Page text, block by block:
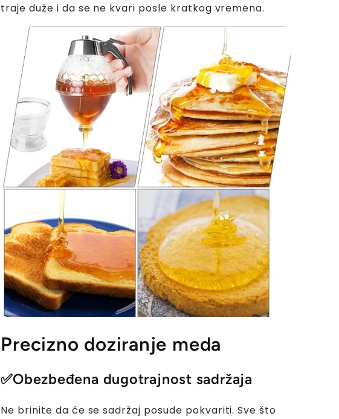
traje duže i da se ne kvari posle kratkog vremena.
Precizno doziranje meda
✅Obezbeđena dugotrajnost sadržaja
Ne brinite da će se sadržaj posude pokvariti. Sve što